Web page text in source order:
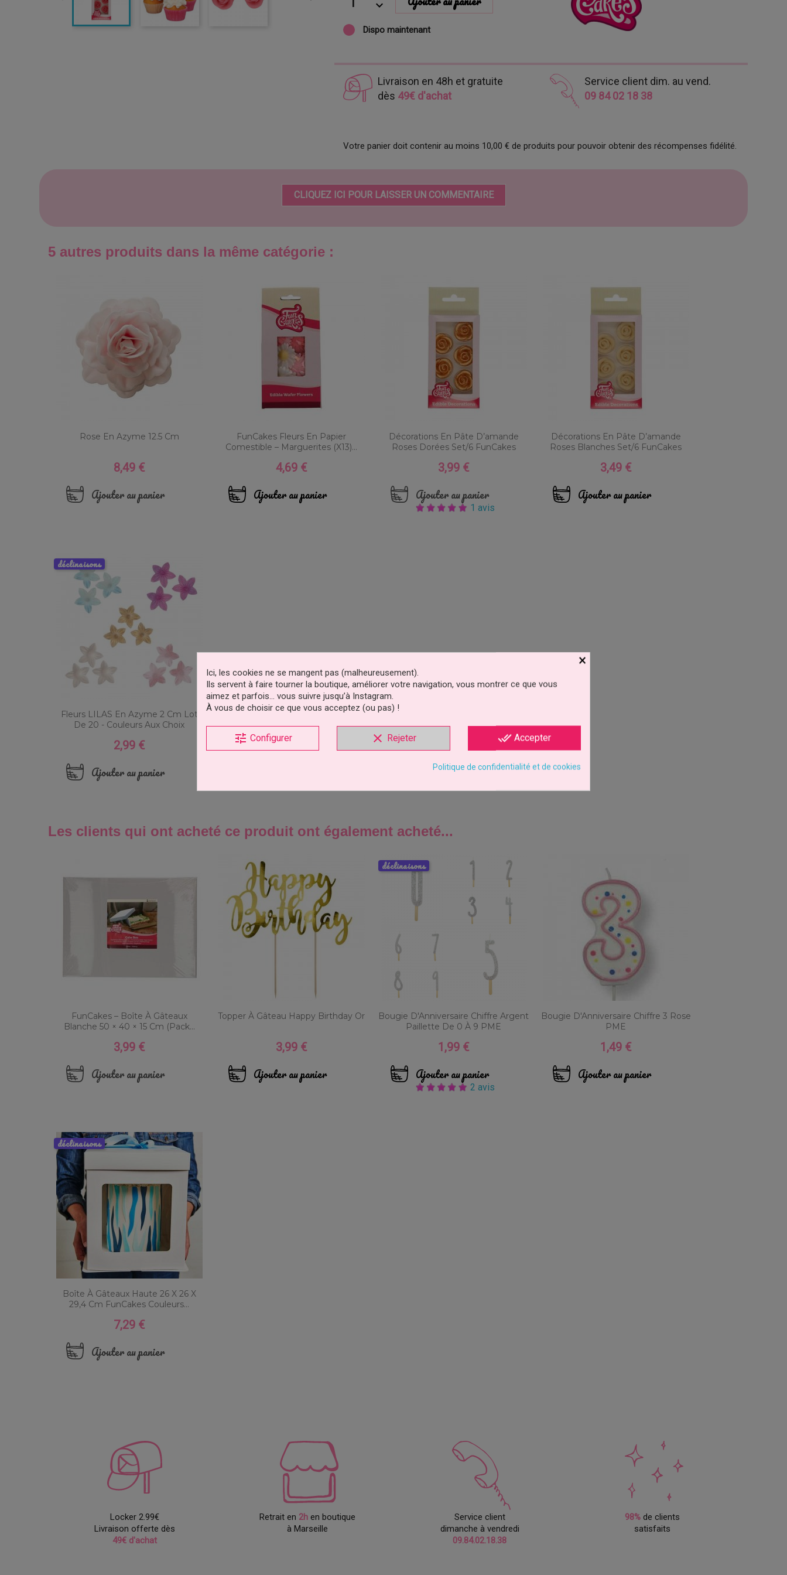
Dispo maintenant
Livraison en 48h et gratuite
dès 49€ d'achat
Service client dim. au vend.
09 84 02 18 38
Votre panier doit contenir au moins 10,00 € de produits pour pouvoir obtenir des récompenses fidélité.
CLIQUEZ ICI POUR LAISSER UN COMMENTAIRE
5 autres produits dans la même catégorie :
Rose En Azyme 12.5 Cm
Prix
8,49 €
Ajouter au panier
FunCakes Fleurs En Papier
Comestible – Marguerites (x13)...
Prix
4,69 €
Ajouter au panier
Décorations En Pâte D’amande
Roses Dorées Set/6 FunCakes
Prix
3,99 €
Ajouter au panier
1 avis
Décorations En Pâte D’amande
Roses Blanches Set/6 FunCakes
Prix
3,49 €
Ajouter au panier
Fleurs LILAS En Azyme 2 Cm Lot
De 20 - Couleurs Aux Choix
Prix
2,99 €
Ajouter au panier
déclinaisons
Les clients qui ont acheté ce produit ont également acheté...
FunCakes – Boîte À Gâteaux
Blanche 50 × 40 × 15 Cm (Pack...
Prix
3,99 €
Ajouter au panier
Topper À Gâteau Happy Birthday Or
Prix
3,99 €
Ajouter au panier
Bougie D'Anniversaire Chiffre Argent
Paillette De 0 À 9 PME
Prix
1,99 €
Ajouter au panier
2 avis
déclinaisons
Bougie D'Anniversaire Chiffre 3 Rose
PME
Prix
1,49 €
Ajouter au panier
Boîte À Gâteaux Haute 26 X 26 X
29,4 Cm FunCakes Couleurs...
Prix
7,29 €
Ajouter au panier
déclinaisons
Locker 2.99€
Livraison offerte dès
49€ d'achat
Retrait en 2hen boutique
à Marseille
Service client
dimanche à vendredi
09.84.02.18.38
98% de clients
satisfaits
×
Ici, les cookies ne se mangent pas (malheureusement).
Ils servent à faire tourner la boutique, améliorer votre navigation, vous montrer ce que vous
aimez et parfois… vous suivre jusqu’à Instagram.
À vous de choisir ce que vous acceptez (ou pas) !
tune Configurer clear Rejeter done_all Accepter
Politique de confidentialité et de cookies